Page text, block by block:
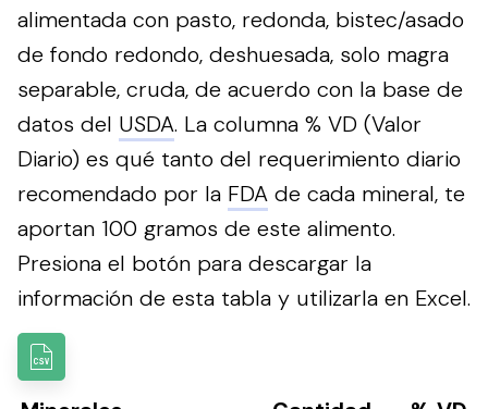
alimentada con pasto, redonda, bistec/asado
de fondo redondo, deshuesada, solo magra
separable, cruda, de acuerdo con la base de
datos del USDA. La columna % VD (Valor
Diario) es qué tanto del requerimiento diario
recomendado por la FDA de cada mineral, te
aportan 100 gramos de este alimento.
Presiona el botón para descargar la
información de esta tabla y utilizarla en Excel.